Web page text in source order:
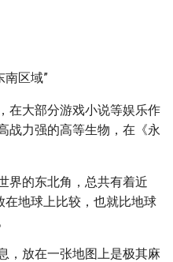
南区域”
在大部分游戏小说等娱乐作
战力强的高等生物，在《永
界的东北角，总共有着近
地球上比较，也就比地球
，放在一张地图上是极其麻